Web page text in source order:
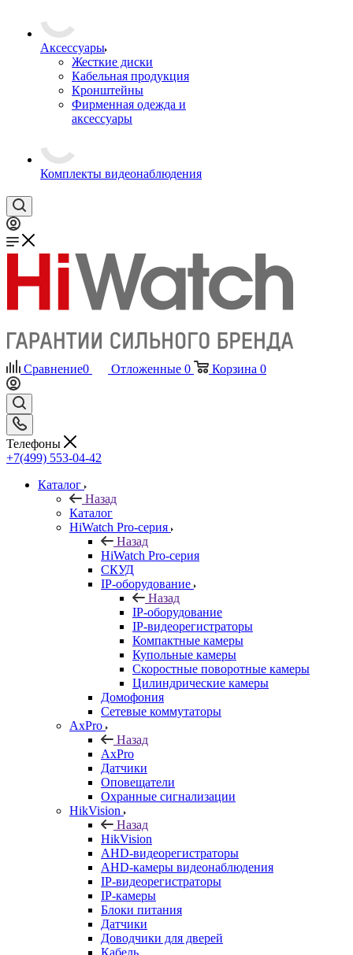
Аксессуары
Жесткие диски
Кабельная продукция
Кронштейны
Фирменная одежда и
аксессуары
Комплекты видеонаблюдения
Сравнение0 Отложенные 0 Корзина 0
Телефоны
+7(499) 553-04-42
Каталог
Назад
Каталог
HiWatch Pro-серия
Назад
HiWatch Pro-серия
CКУД
IP-оборудование
Назад
IP-оборудование
IP-видеорегистраторы
Компактные камеры
Купольные камеры
Скоростные поворотные камеры
Цилиндрические камеры
Домофония
Сетевые коммутаторы
AxPro
Назад
AxPro
Датчики
Оповещатели
Охранные сигнализации
HikVision
Назад
HikVision
AHD-видеорегистраторы
AHD-камеры видеонаблюдения
IP-видеорегистраторы
IP-камеры
Блоки питания
Датчики
Доводчики для дверей
Кабель